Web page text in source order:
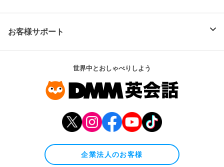
お客様サポート
世界中とおしゃべりしよう
企業法人のお客様